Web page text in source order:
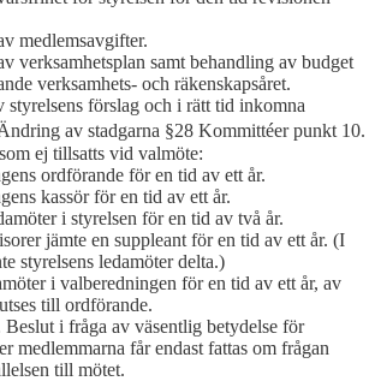
medlemsavgifter.
verksamhetsplan samt behandling av budget
verksamhets- och räkenskapsåret.
styrelsens förslag och i rätt tid inkomna
av stadgarna §28 Kommittéer punkt 10.
ej tillsatts vid valmöte:
ordförande för en tid av ett år.
kassör för en tid av ett år.
i styrelsen för en tid av två år.
jämte en suppleant för en tid av ett år. (I
styrelsens ledamöter delta.)
i valberedningen för en tid av ett år, av
till ordförande.
i fråga av väsentlig betydelse för
medlemmarna får endast fattas om frågan
till mötet.